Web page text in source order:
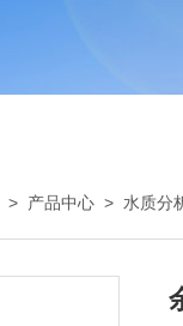
> 产品中心 > 水质分